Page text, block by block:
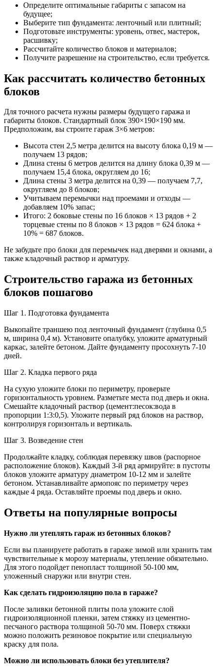
Определите оптимальные габариты с запасом на
будущее;
Выберите тип фундамента: ленточный или плитный;
Подготовьте инструменты: уровень, отвес, мастерок,
расшивку;
Рассчитайте количество блоков и материалов;
Получите разрешение на строительство, если требуется.
Как рассчитать количество бетонных
блоков
Для точного расчета нужны размеры будущего гаража и
габариты блоков. Стандартный блок 390×190×190 мм.
Предположим, вы строите гараж 3×6 метров:
Высота стен 2,5 метра делится на высоту блока 0,19 м —
получаем 13 рядов;
Длина стены 6 метров делится на длину блока 0,39 м —
получаем 15,4 блока, округляем до 16;
Длина стены 3 метра делится на 0,39 — получаем 7,7,
округляем до 8 блоков;
Учитываем перемычки над проемами и отходы —
добавляем 10% запас;
Итого: 2 боковые стены по 16 блоков × 13 рядов + 2
торцевые стены по 8 блоков × 13 рядов = 624 блока +
10% = 687 блоков.
Не забудьте про блоки для перемычек над дверями и окнами, а
также кладочный раствор и арматуру.
Строительство гаража из бетонных
блоков пошагово
Шаг 1. Подготовка фундамента
Выкопайте траншею под ленточный фундамент (глубина 0,5
м, ширина 0,4 м). Установите опалубку, уложите арматурный
каркас, залейте бетоном. Дайте фундаменту просохнуть 7-10
дней.
Шаг 2. Кладка первого ряда
На сухую уложите блоки по периметру, проверьте
горизонтальность уровнем. Разметьте места под дверь и окна.
Смешайте кладочный раствор (цемент:песок:вода в
пропорции 1:3:0,5). Уложите первый ряд блоков на раствор,
контролируя горизонталь и вертикаль.
Шаг 3. Возведение стен
Продолжайте кладку, соблюдая перевязку швов (распорное
расположение блоков). Каждый 3-й ряд армируйте: в пустоты
блоков уложите арматуру диаметром 10-12 мм и залейте
бетоном. Устанавливайте армопояс по периметру через
каждые 4 ряда. Оставляйте проемы под дверь и окно.
Ответы на популярные вопросы
Нужно ли утеплять гараж из бетонных блоков?
Если вы планируете работать в гараже зимой или хранить там
чувствительные к морозу материалы, утепление обязательно.
Для этого подойдет пенопласт толщиной 50-100 мм,
уложенный снаружи или внутри стен.
Как сделать гидроизоляцию пола в гараже?
После заливки бетонной плиты пола уложите слой
гидроизоляционной пленки, затем стяжку из цементно-
песчаного раствора толщиной 50-70 мм. Поверх стяжки
можно положить резиновое покрытие или специальную
краску для пола.
Можно ли использовать блоки без утеплителя?